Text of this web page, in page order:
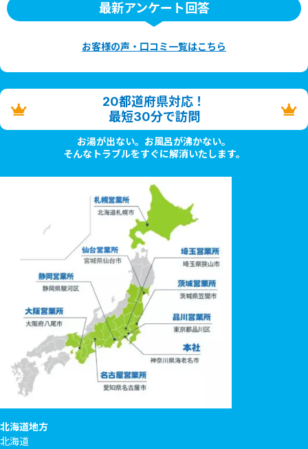
最新アンケート回答
お客様の声・口コミ一覧はこちら
20都道府県対応！
最短30分で訪問
お湯が出ない。お風呂が沸かない。
そんなトラブルをすぐに解消いたします。
北海道地方
北海道